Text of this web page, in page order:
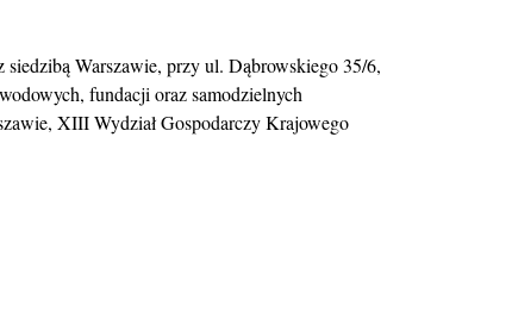
siedzibą Warszawie, przy ul. Dąbrowskiego 35/6,
fundacji oraz samodzielnych
XIII Wydział Gospodarczy Krajowego